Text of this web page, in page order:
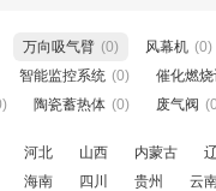
万向吸气臂 (0) 风幕机 (0)
智能监控系统 (0) 催化燃
陶瓷蓄热体 (0) 废气阀
河北 山西 内蒙古
海南 四川 贵州 云